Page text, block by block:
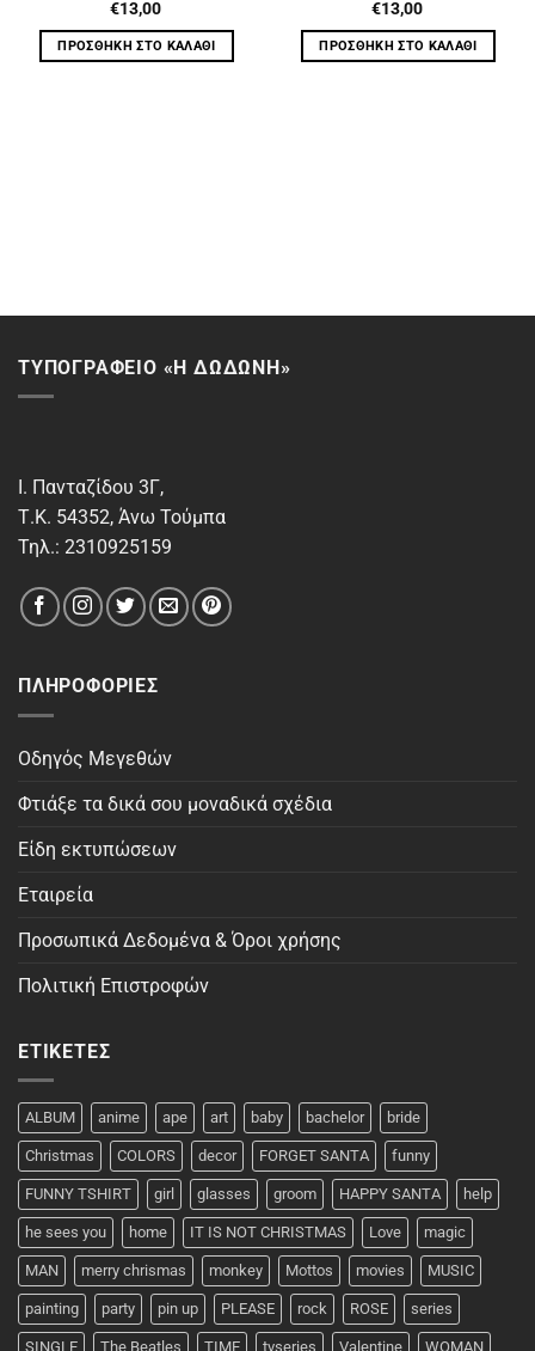
€13,00
ΠΡΟΣΘΉΚΗ ΣΤΟ ΚΑΛΆΘΙ
€13,00
ΠΡΟΣΘΉΚΗ ΣΤΟ ΚΑΛΆΘΙ
ΤΥΠΟΓΡΑΦΕΙΟ «Η ΔΩΔΩΝΗ»
Ι. Πανταζίδου 3Γ,
Τ.Κ. 54352, Άνω Τούμπα
Τηλ.: 2310925159
ΠΛΗΡΟΦΟΡΊΕΣ
Οδηγός Μεγεθών
Φτιάξε τα δικά σου μοναδικά σχέδια
Είδη εκτυπώσεων
Εταιρεία
Προσωπικά Δεδομένα & Όροι χρήσης
Πολιτική Επιστροφών
ΕΤΙΚΈΤΕΣ
ALBUM anime ape art baby bachelor bride
Christmas COLORS decor FORGET SANTA funny
FUNNY TSHIRT girl glasses groom HAPPY SANTA help
he sees you home IT IS NOT CHRISTMAS Love magic
MAN merry chrismas monkey Mottos movies MUSIC
painting party pin up PLEASE rock ROSE series
SINGLE The Beatles TIME tvseries Valentine WOMAN